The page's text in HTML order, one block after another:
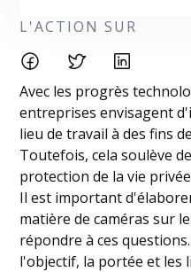
L'ACTION SUR
Avec les progrès
entreprises envisagent
lieu de travail à des fins
Toutefois, cela soulève
protection de la vie
Il est important
matière de caméras sur
répondre à ces
l'objectif, la portée et les